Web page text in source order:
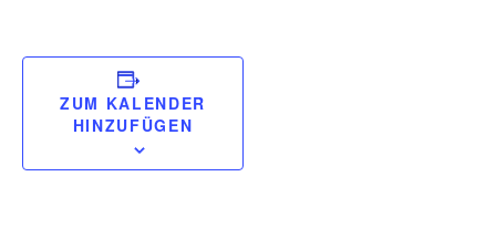
ZUM KALENDER
HINZUFÜGEN